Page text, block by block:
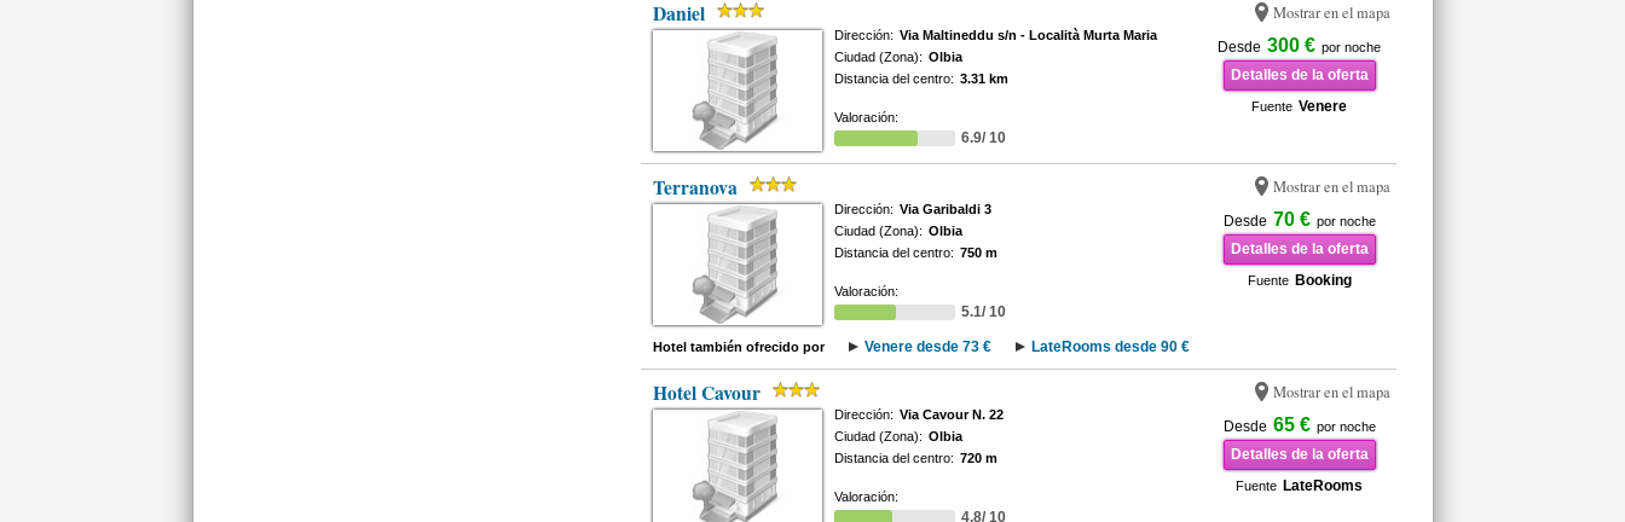
Daniel Mostrar en el mapa
Desde 300 € por noche
Detalles de la oferta
Fuente Venere
Dirección: Via Maltineddu s/n - Località Murta Maria
Ciudad (Zona): Olbia
Distancia del centro: 3.31 km
Valoración:
6.9/ 10
Terranova Mostrar en el mapa
Desde 70 € por noche
Detalles de la oferta
Fuente Booking
Dirección: Via Garibaldi 3
Ciudad (Zona): Olbia
Distancia del centro: 750 m
Valoración:
5.1/ 10
Hotel también ofrecido por Venere desde 73 € LateRooms desde 90 €
Hotel Cavour Mostrar en el mapa
Desde 65 € por noche
Detalles de la oferta
Fuente LateRooms
Dirección: Via Cavour N. 22
Ciudad (Zona): Olbia
Distancia del centro: 720 m
Valoración:
4.8/ 10